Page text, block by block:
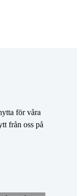
för våra
från oss på